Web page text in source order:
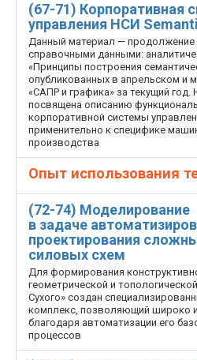
(67-71) Корпоративная
управления НСИ
Данный материал — продолжение
справочными данными:
«Принципы построения
опубликованных в апрельском и
«САПР и графика» за текущий год.
посвящена описанию
корпоративной системы
применительно к специфике
производства
Опыт использования
(72-74) Моделирование
в задаче
проектирования
силовых схем
Для формирования
геометрической и
Сухого» создан
комплекс, позволяющий широко
благодаря автоматизации его
процессов